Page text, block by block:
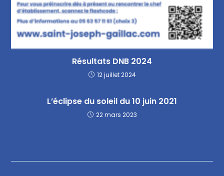
Résultats DNB 2024
12 juillet 2024
L’éclipse du soleil du 10 juin 2021
22 mars 2023